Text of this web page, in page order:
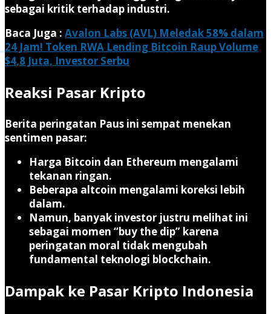
sebagai kritik terhadap industri.
Baca Juga : Avalon Labs (AVL) Meledak 58% dalam
24 Jam! Token RWA Lending Bitcoin Raup Volume
$4,8 Juta, Investor Serbu
Reaksi Pasar Kripto
Berita peringatan Paus ini sempat menekan
sentimen pasar:
Harga Bitcoin dan Ethereum mengalami
tekanan ringan.
Beberapa altcoin mengalami koreksi lebih
dalam.
Namun, banyak investor justru melihat ini
sebagai momen “buy the dip” karena
peringatan moral tidak mengubah
fundamental teknologi blockchain.
Dampak ke Pasar Kripto Indonesia